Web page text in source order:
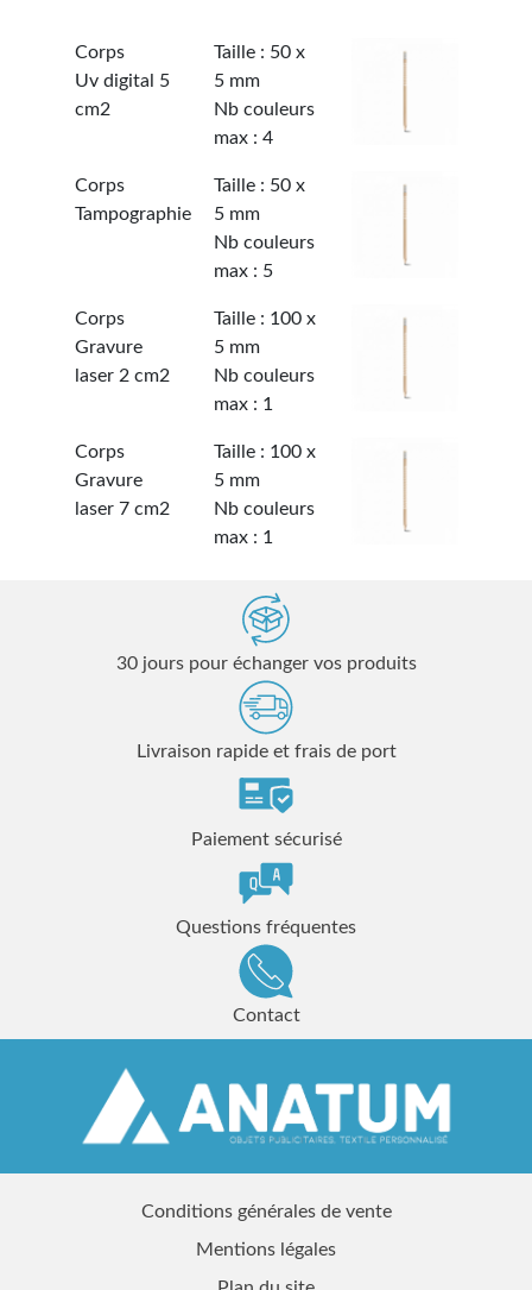
Corps
Uv digital 5
cm2
Taille : 50 x
5 mm
Nb couleurs
max : 4
Corps
Tampographie
Taille : 50 x
5 mm
Nb couleurs
max : 5
Corps
Gravure
laser 2 cm2
Taille : 100 x
5 mm
Nb couleurs
max : 1
Corps
Gravure
laser 7 cm2
Taille : 100 x
5 mm
Nb couleurs
max : 1
30 jours pour échanger vos produits
Livraison rapide et frais de port
Paiement sécurisé
Questions fréquentes
Contact
Conditions générales de vente
Mentions légales